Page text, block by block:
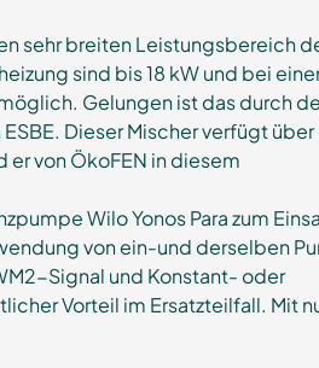
sehr breiten Leistungsbereich
sind bis 18 kW und bei
Gelungen ist das durch
Dieser Mischer verfügt
er von ÖkoFEN in diesem
Wilo Yonos Para zum
von ein-und derselben
Signal und Konstant- oder
Vorteil im Ersatzteilfall. Mit